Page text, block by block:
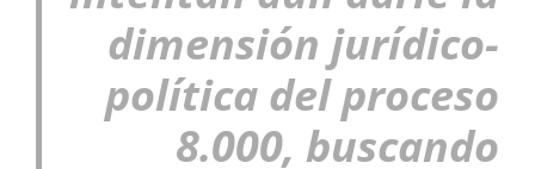
dimensión jurídico-
política del proceso
8.000, buscando